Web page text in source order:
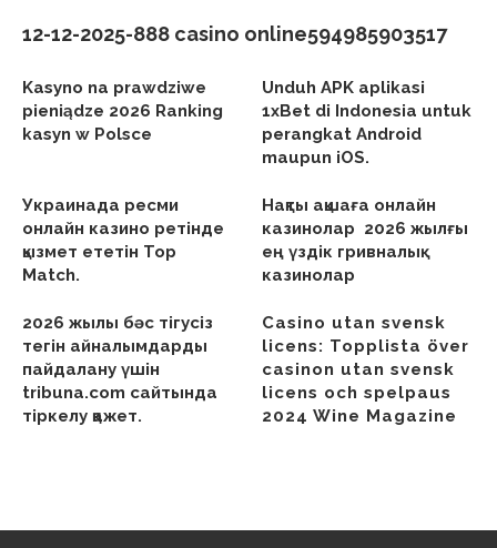
12-12-2025-888 casino online594985903517
Kasyno na prawdziwe
pieniądze 2026 Ranking
kasyn w Polsce
Unduh APK aplikasi
1xBet di Indonesia untuk
perangkat Android
maupun iOS.
Украинада ресми
онлайн казино ретінде
қызмет ететін Top
Match.
Нақты ақшаға онлайн
казинолар ︎ 2026 жылғы
ең үздік гривналық
казинолар
2026 жылы бәс тігусіз
тегін айналымдарды
пайдалану үшін
tribuna.com сайтында
тіркелу қажет.
Casino utan svensk
licens: Topplista över
casinon utan svensk
licens och spelpaus
2024 Wine Magazine